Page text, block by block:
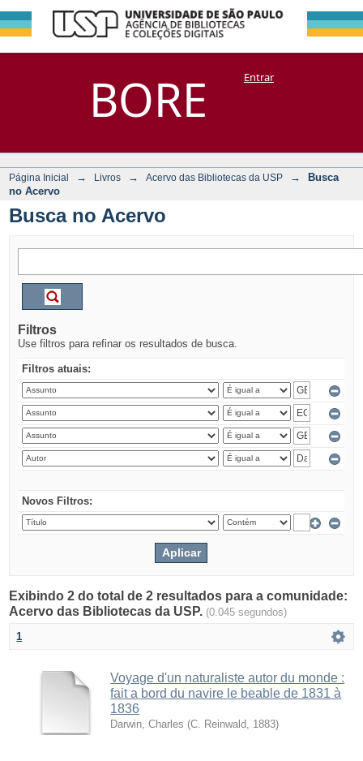
BORE
Busca no Acervo
DSpace/Manakin + CoriscoEntrar
Página Inicial → Livros → Acervo das Bibliotecas da USP →
Busca
no Acervo
Busca no Acervo
Filtros
Use filtros para refinar os resultados de busca.
Filtros atuais:
Novos Filtros:
Exibindo 2 do total de 2 resultados para a comunidade:
Acervo das Bibliotecas da USP. (0.045 segundos)
1
Voyage d'un naturaliste autor du monde :
fait a bord du navire le beable de 1831 à
1836
Darwin, Charles (C. Reinwald 1883)